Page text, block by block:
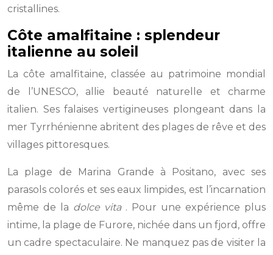
cristallines.
Côte amalfitaine : splendeur
italienne au soleil
La côte amalfitaine, classée au patrimoine mondial
de l’UNESCO, allie beauté naturelle et charme
italien. Ses falaises vertigineuses plongeant dans la
mer Tyrrhénienne abritent des plages de rêve et des
villages pittoresques.
La plage de Marina Grande à Positano, avec ses
parasols colorés et ses eaux limpides, est l’incarnation
même de la dolce vita . Pour une expérience plus
intime, la plage de Furore, nichée dans un fjord, offre
un cadre spectaculaire. Ne manquez pas de visiter la